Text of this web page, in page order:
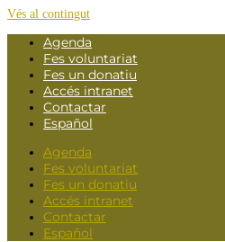
Vés al contingut
Agenda
Fes voluntariat
Fes un donatiu
Accés intranet
Contactar
Español
Agenda
Fes voluntariat
Fes un donatiu
Accés intranet
Contactar
Español